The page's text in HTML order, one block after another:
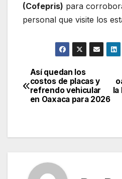
(Cofepris) para
personal que visite los
Navegación
de
Así quedan los
costos de placas y
refrendo vehicular
en Oaxaca para 2026